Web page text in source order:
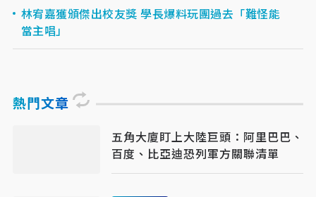
林宥嘉獲頒傑出校友獎 學長爆料玩團過去「難怪能
當主唱」
熱門文章
五角大廈盯上大陸巨頭：阿里巴巴、
百度、比亞迪恐列軍方關聯清單